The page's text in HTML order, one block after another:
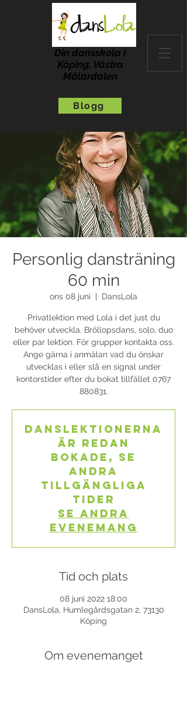
Din dansskola i
Köping, Västra
Mälardalen
Blogg
Personlig dansträning
60 min
ons 08 juni DansLola
Privatlektion med Lola i det just du
behöver utveckla. Bröllopsdans, solo, duo
eller par lektion. För grupper kontakta oss.
Ange gärna i anmälan vad du önskar
utvecklas i eller slå en signal under
kontorstider efter du bokat tillfället 0767
880831.
Danslektionerna
är redan
bokade, se
andra
tillgängliga
tider
Se andra
evenemang
Tid och plats
08 juni 2022 18:00
DansLola, Humlegårdsgatan 2, 73130
Köping
Om evenemanget